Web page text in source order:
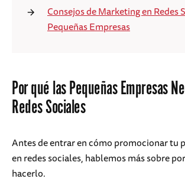
Consejos de Marketing en Redes
Pequeñas Empresas
Por qué las Pequeñas Empresas
Redes Sociales
Antes de entrar en cómo promocionar tu
en redes sociales, hablemos más sobre
hacerlo.